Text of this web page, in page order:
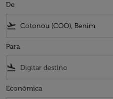
De
flight_takeoff
Para
flight_land
Econômica